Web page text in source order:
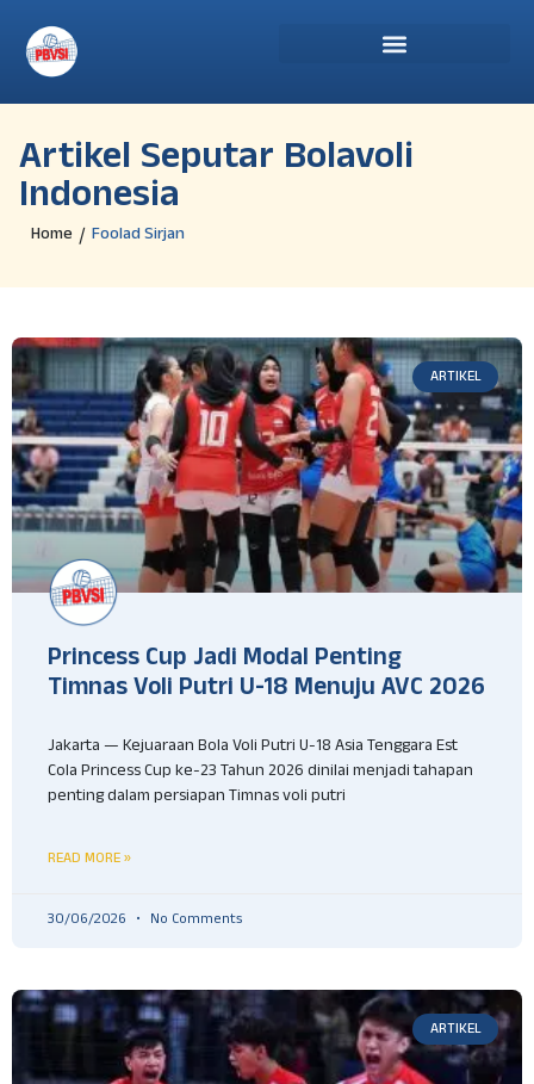
Artikel Seputar Bolavoli
Indonesia
Home / Foolad Sirjan
ARTIKEL
Princess Cup Jadi Modal Penting
Timnas Voli Putri U-18 Menuju AVC 2026
Jakarta — Kejuaraan Bola Voli Putri U-18 Asia Tenggara Est
Cola Princess Cup ke-23 Tahun 2026 dinilai menjadi tahapan
penting dalam persiapan Timnas voli putri
READ MORE »
30/06/2026 No Comments
ARTIKEL